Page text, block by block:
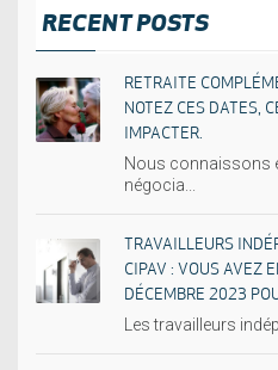
RECENT POSTS
RETRAITE
NOTEZ CES DATES,
IMPACTER.
Nous connaissons
négocia...
TRAVAILLEURS
CIPAV : VOUS AVEZ
DÉCEMBRE 2023
Les travailleurs